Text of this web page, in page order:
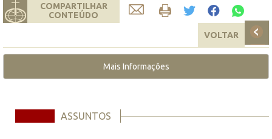
COMPARTILHAR
CONTEÚDO
VOLTAR
Mais Informações
ASSUNTOS